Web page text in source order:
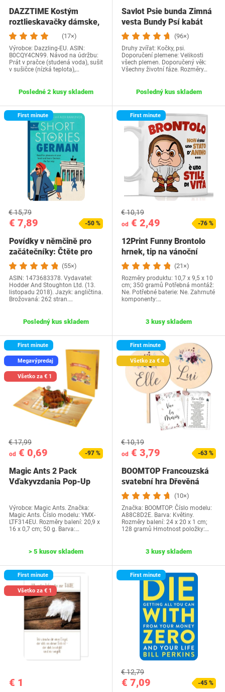
DAZZTIME Kostým
roztlieskavačky dámske,
kostým…
(17×)
Výrobce: Dazzling-EU. ASIN:
B0CQY4CN99. Návod na údržbu:
Prát v pračce (studená voda), sušit
v sušičce (nízká teplota),…
Posledné 2 kusy skladem
Savlot Psie bunda Zimná
vesta Bundy Psí kabát
Psí sveter…
(96×)
Druhy zvířat: Kočky, psi.
Doporučení plemene: Velikosti
všech plemen. Doporučený věk:
Všechny životní fáze. Rozměry…
Posledný kus skladem
First minute
€ 7,89
€ 15,79
-50 %
Povídky v němčině pro
začátečníky: Čtěte pro
radost na své…(55×)
ASIN: 1473683378. Vydavatel:
Hodder And Stoughton Ltd. (13.
listopadu 2018). Jazyk: angličtina.
Brožovaná: 262 stran.…
Posledný kus skladem
First minute
od € 2,49
€ 10,19
-76 %
12Print Funny Brontolo
hrnek, tip na vánoční
dárek a…
(21×)
Rozměry produktu: 10,7 x 9,5 x 10
cm; 350 gramů Potřebná montáž:
Ne. Potřebné baterie: Ne. Zahrnuté
komponenty:…
3 kusy skladem
First minute
Megavýpredaj
Všetko za € 1
od € 0,69
€ 17,99
-97 %
Magic Ants 2 Pack
Vďakyvzdania Pop-Up
Výrobce: Magic Ants. Značka:
Magic Ants. Číslo modelu: YMX-
LTF314EU. Rozměry balení: 20,9 x
16 x 0,7 cm; 50 g. Barva:…
> 5 kusov skladem
First minute
Všetko za € 4
od € 3,79
€ 10,19
-63 %
BOOMTOP Francouzská
svatební hra Dřevěná
cedulka a kvízové…
(10×)
Značka: BOOMTOP. Číslo modelu:
A88C8D2E. Barva: Květiny.
Rozměry balení: 24 x 20 x 1 cm;
128 gramů Hmotnost položky:…
3 kusy skladem
First minute
Všetko za € 1
€ 1
First minute
€ 7,09
€ 12,79
-45 %